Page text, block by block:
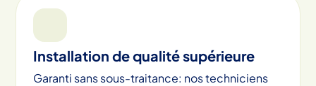
Installation de qualité supérieure
Garanti sans sous-traitance: nos techniciens